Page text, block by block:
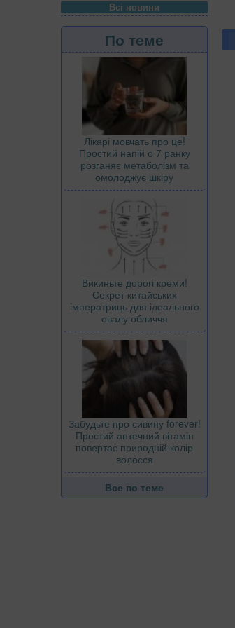
Всі новини
По теме
Лікарі мовчать про це!
Простий напій о 7 ранку
розганяє метаболізм та
омолоджує шкіру
Викиньте дорогі креми!
Секрет китайських
імператриць для ідеального
овалу обличчя
Забудьте про сивину forever!
Простий аптечний вітамін
повертає природній колір
волосся
Все по теме